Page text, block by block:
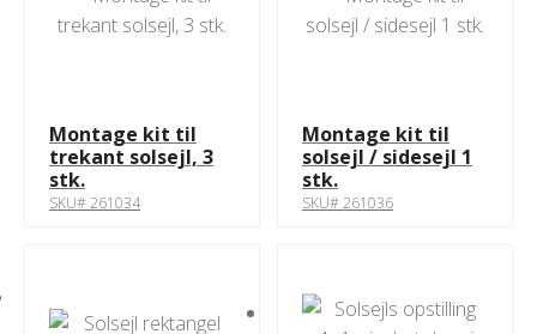
Montage kit til
trekant solsejl, 3
stk.
SKU# 261034
Montage kit til
solsejl / sidesejl 1
stk.
SKU# 261036